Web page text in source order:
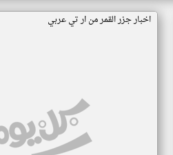
اخبار جزر القمر من ار تي عربي